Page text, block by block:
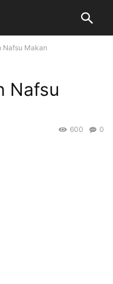
Nafsu Makan
Nafsu
0
600